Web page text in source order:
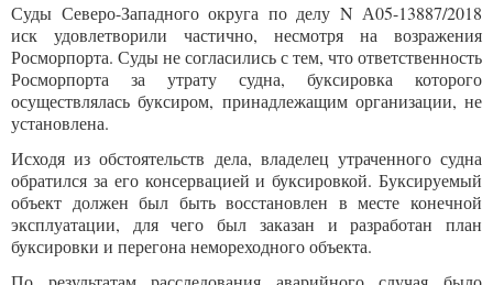
Суды Северо-Западного округа по делу N А05-13887/2018
иск удовлетворили частично, несмотря на возражения
Росморпорта. Суды не согласились с тем, что ответственность
Росморпорта за утрату судна, буксировка которого
осуществлялась буксиром, принадлежащим организации, не
установлена.
Исходя из обстоятельств дела, владелец утраченного судна
обратился за его консервацией и буксировкой. Буксируемый
объект должен был быть восстановлен в месте конечной
эксплуатации, для чего был заказан и разработан план
буксировки и перегона немореходного объекта.